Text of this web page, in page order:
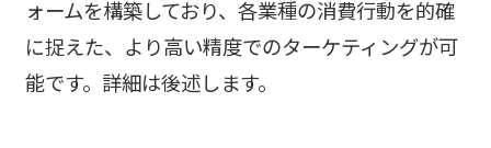
ォームを構築しており、各業種の消費行動を的確
に捉えた、より高い精度でのターケティングが可
能です。詳細は後述します。